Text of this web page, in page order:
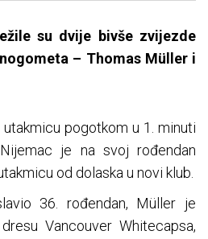
su dvije bivše zvijezde
– Thomas Müller i
pogotkom u 1. minuti
je na svoj rođendan
od dolaska u novi klub.
36. rođendan, Müller je
Vancouver Whitecapsa,